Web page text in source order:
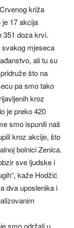
križa
je 17 akcija
351 doza krvi.
svakog mjeseca
ali tu su
što na
pa smo tako
kroz
je preko 420
smo ispunili naš
kroz akcije, što
bolnici Zenica.
sve ljudske i
kaže Hodžić
dva uposlenika i
smo održali u